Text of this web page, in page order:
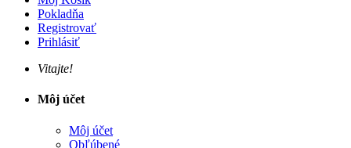
Pokladňa
Registrovať
Prihlásiť
Vitajte!
Môj účet
Môj účet
Obľúbené